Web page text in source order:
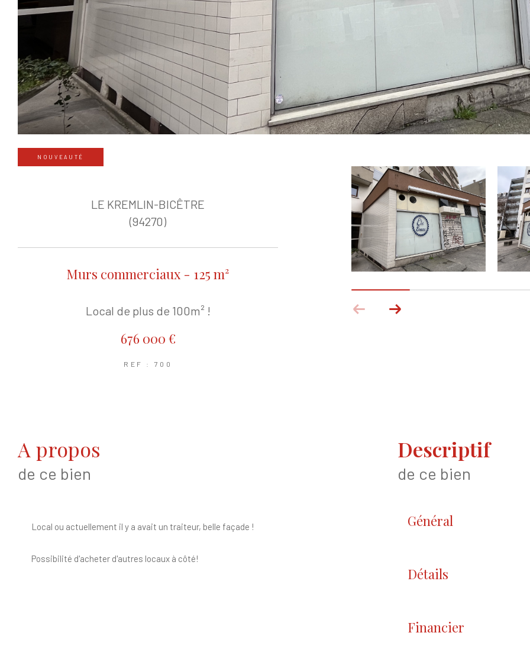
NOUVEAUTÉ
LE KREMLIN-BICÊTRE
(94270)
Murs commerciaux - 125 m²
Local de plus de 100m² !
676 000 €
REF : 700
a propos
de ce bien
Local ou actuellement il y a avait un traiteur, belle façade !
Possibilité d'acheter d'autres locaux à côté!
descriptif
de ce bien
Général
Détails
Financier